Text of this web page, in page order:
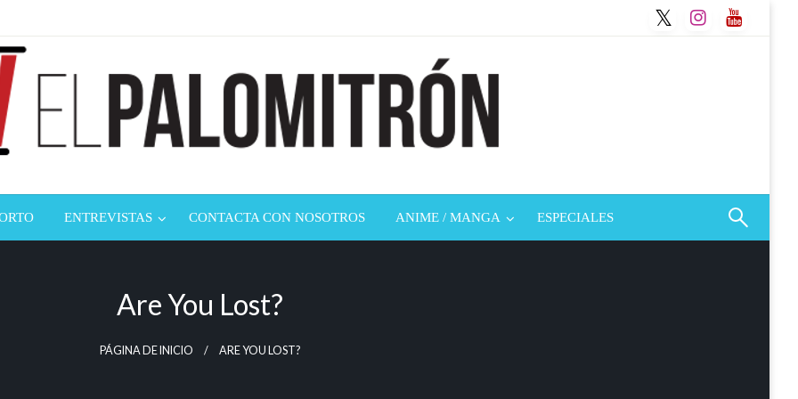
ENTREVISTAS CONTACTA CON NOSOTROS ANIME / MANGA ESPECIALES
Are You Lost?
PÁGINA DE INICIO ARE YOU LOST?